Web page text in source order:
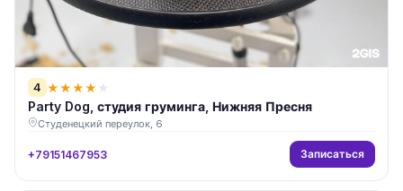
4 ★★★★ ★
Party Dog, студия груминга, Нижняя Пресня
Студенецкий переулок, 6
+79151467953 Записаться